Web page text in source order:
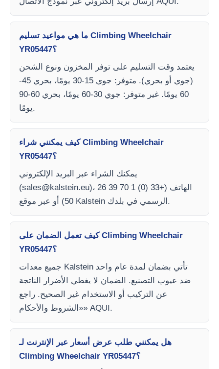
ما هي مواعيد تسليم Climbing Wheelchair
YR05447؟
يعتمد وقت التسليم على توفر المخزون ونوع الشحن
(جوي أو بحري). متوفر: جوي 15-30 يومًا، بحري 45-
60 يومًا. غير متوفر: جوي 30-60 يومًا، بحري 60-90
يومًا.
كيف يمكنني شراء Climbing Wheelchair
YR05447؟
يمكنك الشراء عبر البريد الإلكتروني
(sales@kalstein.eu)، الهاتف (+33 (0) 1 70 39 26
50) أو عبر موقع Kalstein الرسمي في بلدك.
كيف تعمل الضمان على Climbing Wheelchair
YR05447؟
جميع معدات Kalstein تأتي بضمان لمدة عام واحد
ضد عيوب التصنيع. الضمان لا يغطي الأضرار الناتجة
عن التركيب أو الاستخدام غير الصحيح. راجع
«الشروط والأحكام» AQUI.
هل يمكنني طلب عرض أسعار عبر الإنترنت لـ
Climbing Wheelchair YR05447؟